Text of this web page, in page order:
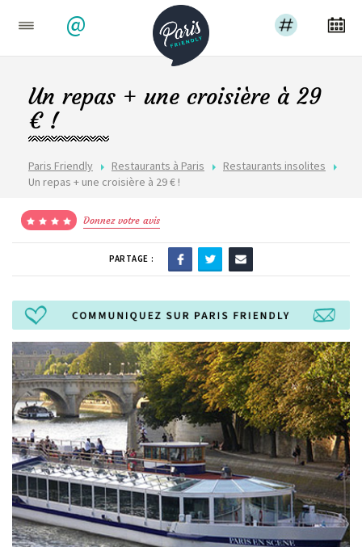
@
Paris Friendly Restaurants à Paris
Restaurants insolites
Un repas + une croisière à 29 € !
Un repas + une croisière à 29
€ !
Donnez votre avis
PARTAGE :